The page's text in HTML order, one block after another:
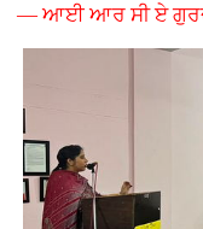
— ਆਈ ਆਰ ਸੀ ਏ